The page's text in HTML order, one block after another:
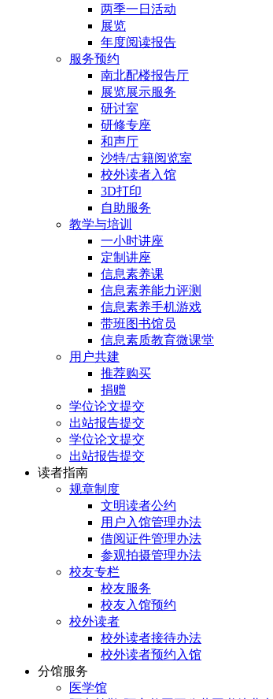
两季一日活动
展览
年度阅读报告
服务预约
南北配楼报告厅
展览展示服务
研讨室
研修专座
和声厅
沙特/古籍阅览室
校外读者入馆
3D打印
自助服务
教学与培训
一小时讲座
定制讲座
信息素养课
信息素养能力评测
信息素养手机游戏
带班图书馆员
信息素质教育微课堂
用户共建
推荐购买
捐赠
学位论文提交
出站报告提交
学位论文提交
出站报告提交
读者指南
规章制度
文明读者公约
用户入馆管理办法
借阅证件管理办法
参观拍摄管理办法
校友专栏
校友服务
校友入馆预约
校外读者
校外读者接待办法
校外读者预约入馆
分馆服务
医学馆